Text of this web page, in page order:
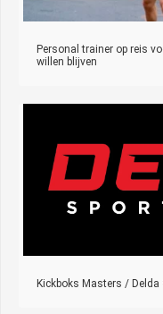
Personal trainer op reis
willen blijven
Kickboks Masters / Delda